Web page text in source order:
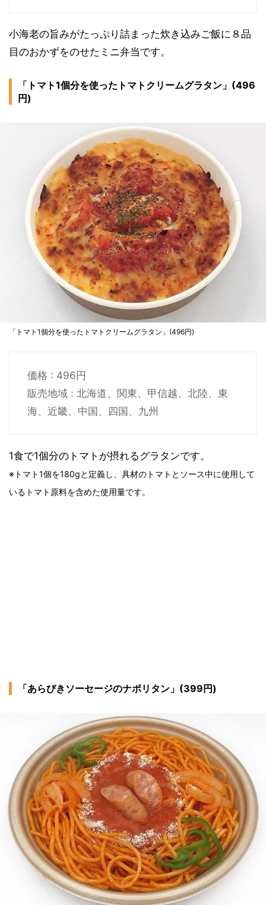
小海老の旨みがたっぷり詰まった炊き込みご飯に８品
目のおかずをのせたミニ弁当です。
「トマト1個分を使ったトマトクリームグラタン」(496
円)
「トマト1個分を使ったトマトクリームグラタン」(496円)
価格 : 496円
販売地域 : 北海道、関東、甲信越、北陸、東
海、近畿、中国、四国、九州
1食で1個分のトマトが摂れるグラタンです。
※トマト1個を180gと定義し、具材のトマトとソース中に使用して
いるトマト原料を含めた使用量です。
「あらびきソーセージのナポリタン」(399円)